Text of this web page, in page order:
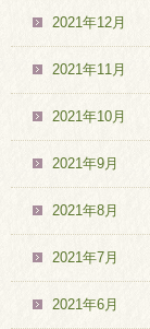
2021年12月
2021年11月
2021年10月
2021年9月
2021年8月
2021年7月
2021年6月